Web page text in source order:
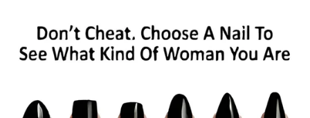
Toutefois, sa dernière contre-performance comporte
des excuses, puisqu’il n’a jamais été en course.
Avant cela, il avait prouvé qu’il restait compétitif
apprécie davantage, un réveil n’est pas exclu.